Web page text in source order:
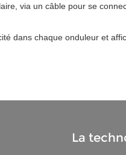
via un câble pour se
dans chaque onduleur et
La